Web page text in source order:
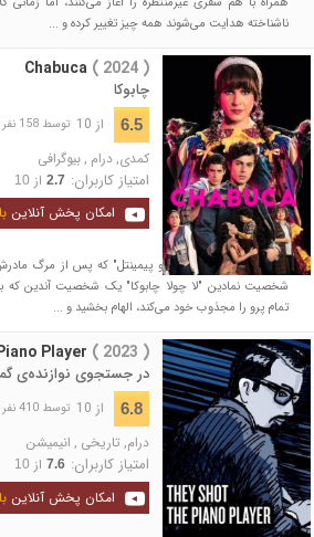
ناشناخته هدایت می‌شوند همه چیز تغییر کرده و ...
Chabuca ( 2024 )
چابوکا
6.5 از 10 توسط 158 نفر در
کمدی,درام ,بیوگرافی
امتیاز کاربران: 2.7از 10
امکان پخش آنلاین
فیلم داستان زندگی "ارنستو پیمینتل" که پس از مرگ
شخصیت نمادین "لا چولا چابوکا" یک شخصیت آندین که
تمام پرو را مجذوب خود می‌کند، الهام بخشید و ...
Player ( 2023 )
در جستجوی نوازنده‌ی
6.8 از 10 توسط 410 نفر در
درام, تاریخی , انیمیشن
امتیاز کاربران: 7.6از 10
امکان پخش آنلاین